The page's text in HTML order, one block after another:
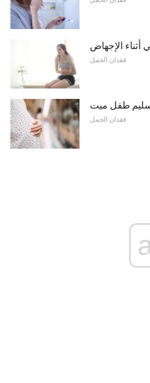
أثناء الإجهاض
فقدان الحمل
طفل ميت
فقدان الحمل